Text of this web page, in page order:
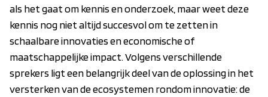
als het gaat om kennis en onderzoek, maar weet deze
kennis nog niet altijd succesvol om te zetten in
schaalbare innovaties en economische of
maatschappelijke impact. Volgens verschillende
sprekers ligt een belangrijk deel van de oplossing in het
versterken van de ecosystemen rondom innovatie: de